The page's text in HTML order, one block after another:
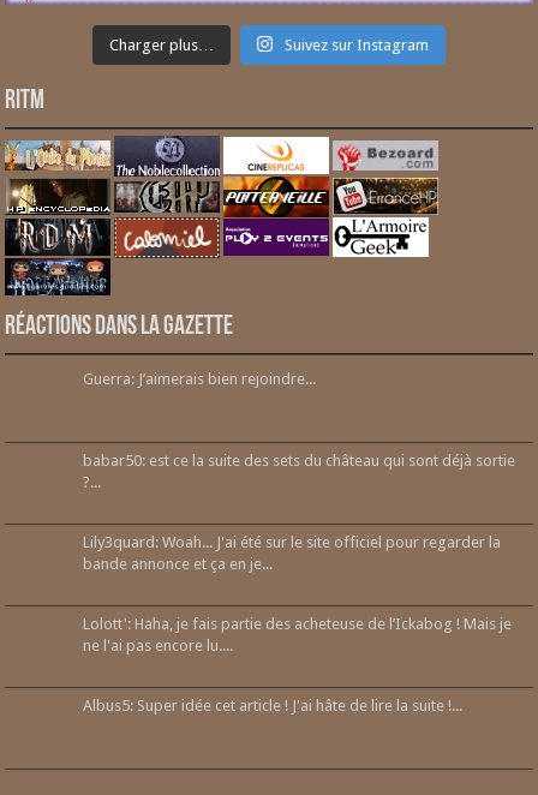
Charger plus… Suivez sur Instagram
RITM
Réactions dans la gazette
Guerra: J’aimerais bien rejoindre...
babar50: est ce la suite des sets du château qui sont déjà sortie
?...
Lily3quard: Woah... J'ai été sur le site officiel pour regarder la
bande annonce et ça en je...
Lolott': Haha, je fais partie des acheteuse de l’Ickabog ! Mais je
ne l'ai pas encore lu....
Albus5: Super idée cet article ! J'ai hâte de lire la suite !...